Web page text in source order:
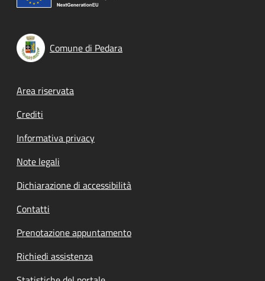
Comune di Pedara
Footer menu
Area riservata
Crediti
Informativa privacy
Note legali
Dichiarazione di accessibilità
Contatti
Prenotazione appuntamento
Richiedi assistenza